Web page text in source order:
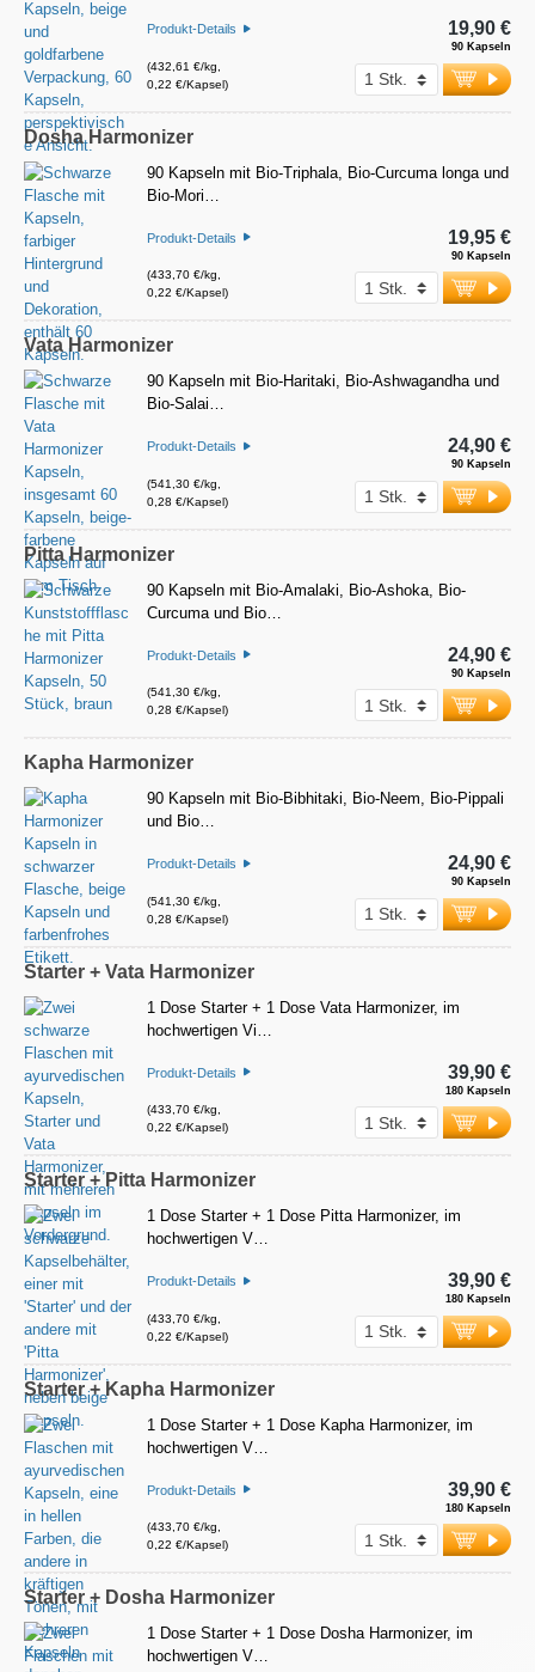
Produkt-Details
(432,61 €/kg,
0,22 €/Kapsel)
90 Kapseln
19,90 €
Dosha Harmonizer
90 Kapseln mit Bio-Triphala, Bio-Curcuma longa und
Bio-Mori…
Produkt-Details
(433,70 €/kg,
0,22 €/Kapsel)
90 Kapseln
19,95 €
Vata Harmonizer
90 Kapseln mit Bio-Haritaki, Bio-Ashwagandha und
Bio-Salai…
Produkt-Details
(541,30 €/kg,
0,28 €/Kapsel)
90 Kapseln
24,90 €
Pitta Harmonizer
90 Kapseln mit Bio-Amalaki, Bio-Ashoka, Bio-
Curcuma und Bio…
Produkt-Details
(541,30 €/kg,
0,28 €/Kapsel)
90 Kapseln
24,90 €
Kapha Harmonizer
90 Kapseln mit Bio-Bibhitaki, Bio-Neem, Bio-Pippali
und Bio…
Produkt-Details
(541,30 €/kg,
0,28 €/Kapsel)
90 Kapseln
24,90 €
Starter + Vata Harmonizer
1 Dose Starter + 1 Dose Vata Harmonizer, im
hochwertigen Vi…
Produkt-Details
(433,70 €/kg,
0,22 €/Kapsel)
180 Kapseln
39,90 €
Starter + Pitta Harmonizer
1 Dose Starter + 1 Dose Pitta Harmonizer, im
hochwertigen V…
Produkt-Details
(433,70 €/kg,
0,22 €/Kapsel)
180 Kapseln
39,90 €
Starter + Kapha Harmonizer
1 Dose Starter + 1 Dose Kapha Harmonizer, im
hochwertigen V…
Produkt-Details
(433,70 €/kg,
0,22 €/Kapsel)
180 Kapseln
39,90 €
Starter + Dosha Harmonizer
1 Dose Starter + 1 Dose Dosha Harmonizer, im
hochwertigen V…